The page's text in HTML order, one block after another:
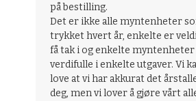
på bestilling.
Det er ikke alle myntenheter
trykket hvert år, enkelte er
få tak i og enkelte
verdifulle i enkelte utgaver. Vi
love at vi har akkurat det
deg, men vi lover å gjøre vårt